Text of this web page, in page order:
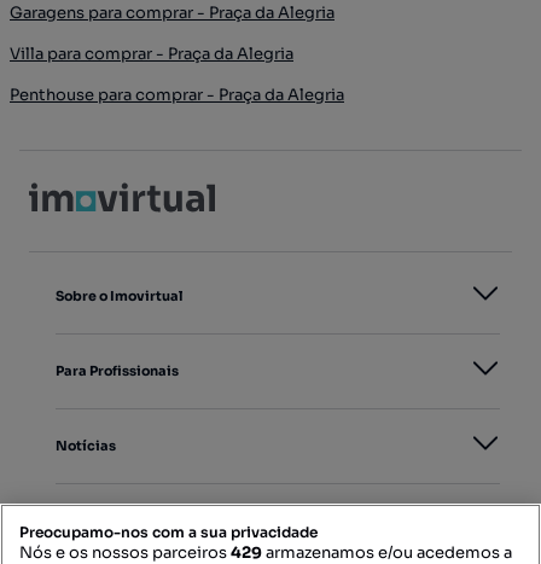
Garagens para comprar - Praça da Alegria
Villa para comprar - Praça da Alegria
Penthouse para comprar - Praça da Alegria
Sobre o Imovirtual
Para Profissionais
Notícias
Preocupamo-nos com a sua privacidade
Nós e os nossos parceiros429armazenamos e/ou acedemos a